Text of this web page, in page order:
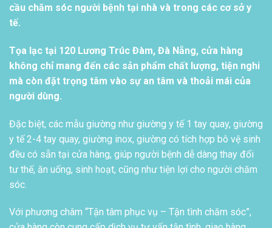
cầu chăm sóc người bệnh tại nhà và trong các cơ sở y
tế.
Tọa lạc tại 120 Lương Trúc Đàm, Đà Nẵng, cửa hàng
không chỉ mang đến các sản phẩm chất lượng, tiện nghi
mà còn đặt trọng tâm vào sự an tâm và thoải mái của
người dùng.
Đặc biệt, các mẫu giường như giường y tế 1 tay quay, giường
y tế 2-4 tay quay, giường inox, giường có tích hợp bô vệ sinh
đều có sẵn tại cửa hàng, giúp người bệnh dễ dàng thay đổi
tư thế, ăn uống, sinh hoạt, cũng như tiện lợi cho người chăm
sóc.
Với phương châm “Tận tâm phục vụ – Tận tình chăm sóc”,